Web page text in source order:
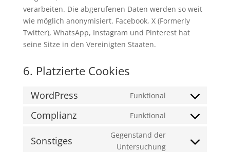
verarbeiten. Die abgerufenen Daten werden so weit
wie möglich anonymisiert. Facebook, X (Formerly
Twitter), WhatsApp, Instagram und Pinterest hat
seine Sitze in den Vereinigten Staaten.
6. Platzierte Cookies
WordPress Funktional
Consent
Complianz Funktional
Consent
service
Sonstiges
Gegenstand der
Untersuchung
Consent